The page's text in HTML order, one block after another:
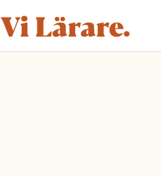
Hoppa till innehåll
ViLärare